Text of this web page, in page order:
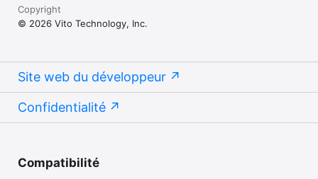
Copyright
© 2026 Vito Technology, Inc.
Site web du développeur
Confidentialité
Compatibilité